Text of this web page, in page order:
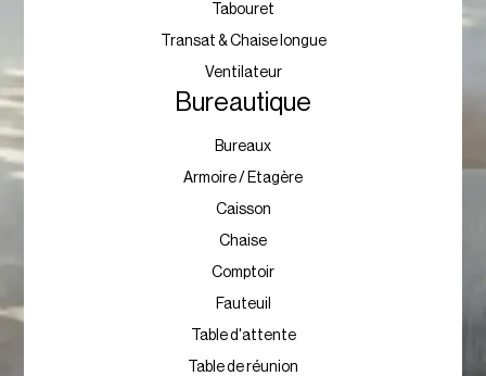
Tabouret
Transat & Chaise longue
Ventilateur
Bureautique
Bureaux
Armoire / Etagère
Caisson
Chaise
Comptoir
Fauteuil
Table d'attente
Table de réunion